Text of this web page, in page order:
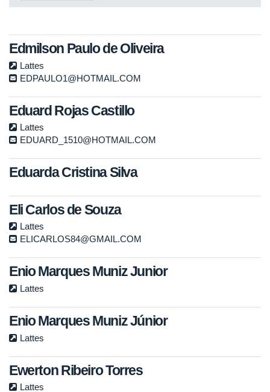
Edmilson Paulo de Oliveira
Lattes
EDPAULO1@HOTMAIL.COM
Eduard Rojas Castillo
Lattes
EDUARD_1510@HOTMAIL.COM
Eduarda Cristina Silva
Eli Carlos de Souza
Lattes
ELICARLOS84@GMAIL.COM
Enio Marques Muniz Junior
Lattes
Enio Marques Muniz Júnior
Lattes
Ewerton Ribeiro Torres
Lattes